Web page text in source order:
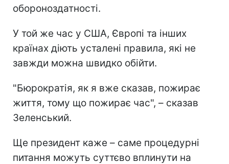
обороноздатності.
У той же час у США, Європі та інших
країнах діють усталені правила, які не
завжди можна швидко обійти.
"Бюрократія, як я вже сказав, пожирає
життя, тому що пожирає час", – сказав
Зеленський.
Ще президент каже – саме процедурні
питання можуть суттєво вплинути на